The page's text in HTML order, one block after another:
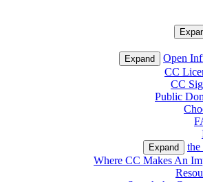
Open
Expand
CC
CC
Public
the
Expand
Where CC Makes An